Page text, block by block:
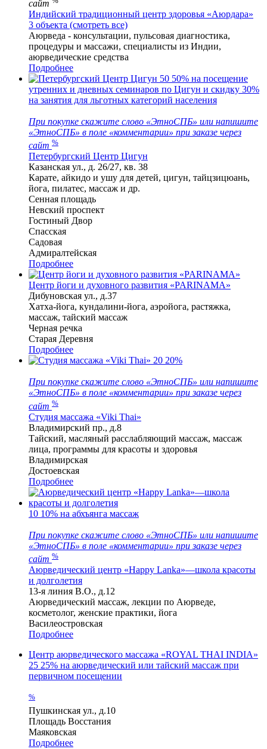
сайт
Индийский традиционный центр здоровья «Аюрдара»
3 объекта (смотреть все)
Аюрведа - консультации, пульсовая диагностика,
процедуры и массажи, специалисты из Индии,
аюрведические средства
Подробнее
50 50% на посещение
утренних и дневных семинаров по Цигун и скидку 30%
на занятия для льготных категорий населения
При покупке скажите слово «ЭтноСПБ» или напишите
«ЭтноСПБ» в поле «комментарии» при заказе через
сайт %
Петербургский Центр Цигун
Казанская ул., д. 26/27, кв. 38
Карате, айкидо и ушу для детей, цигун, тайцзицюань,
йога, пилатес, массаж и др.
Сенная площадь
Невский проспект
Гостиный Двор
Спасская
Садовая
Адмиралтейская
Подробнее
Центр йоги и духовного развития «PARINAMA»
Дибуновская ул., д.37
Хатха-йога, кундалини-йога, аэройога, растяжка,
массаж, тайский массаж
Черная речка
Старая Деревня
Подробнее
20 20%
При покупке скажите слово «ЭтноСПБ» или напишите
«ЭтноСПБ» в поле «комментарии» при заказе через
сайт %
Студия массажа «Viki Thai»
Владимирский пр., д.8
Тайский, масляный расслабляющий массаж, массаж
лица, программы для красоты и здоровья
Владимирская
Достоевская
Подробнее
10 10% на абхъянга массаж
При покупке скажите слово «ЭтноСПБ» или напишите
«ЭтноСПБ» в поле «комментарии» при заказе через
сайт %
Аюрведический центр «Happy Lanka»—школа красоты
и долголетия
13-я линия В.О., д.12
Аюрведический массаж, лекции по Аюрведе,
косметолог, женские практики, йога
Василеостровская
Подробнее
Центр аюрведического массажа «ROYAL THAI INDIA»
25 25% на аюрведический или тайский массаж при
первичном посещении
%
Пушкинская ул., д.10
Площадь Восстания
Маяковская
Подробнее